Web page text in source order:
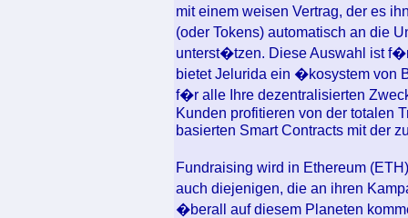
mit einem weisen Vertrag, der es
(oder Tokens) automatisch an die
unterst�tzen. Diese Auswahl ist
bietet Jelurida ein �kosystem von
f�r alle Ihre dezentralisierten
Kunden profitieren von der totalen
basierten Smart Contracts mit der
Fundraising wird in Ethereum
auch diejenigen, die an ihren
�berall auf diesem Planeten